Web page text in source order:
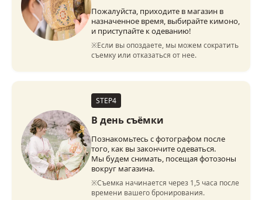
Пожалуйста, приходите в магазин в
назначенное время, выбирайте кимоно,
и приступайте к одеванию!
※Если вы опоздаете, мы можем сократить
съемку или отказаться от нее.
STEP4
В день съёмки
Познакомьтесь с фотографом после
того, как вы закончите одеваться.
Мы будем снимать, посещая фотозоны
вокруг магазина.
※Съемка начинается через 1,5 часа после
времени вашего бронирования.